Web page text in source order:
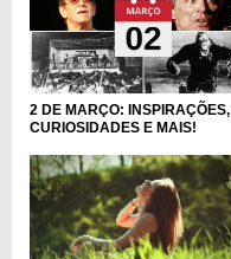
2 DE MARÇO: INSPIRAÇÕES,
CURIOSIDADES E MAIS!